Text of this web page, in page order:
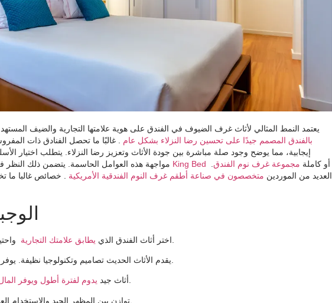
يعتمد النمط المثالي لأثاث غرف الضيوف في الفندق على هوية علامتها التجارية والضيف
بالفندق المصمم جيدًا على تحسين رضا النزلاء بشكل عام
. غالبًا ما تحصل الفنادق ذات
إيجابية، مما يوضح وجود صلة مباشرة بين جودة الأثاث وتعزيز رضا النزلاء. يتطلب اختيار
مواجهة هذه العوامل الحاسمة. يتضمن ذلك مجموعات أثاث غرفة فندق King Bed أو كاملة مجموعة غرف نوم الفندق
العديد من الموردين متخصصون في صناعة أطقم غرف النوم الفندقية الأمريكية . خصائص غالبا ما
اختر أثاث الفندق الذي يطابق علامتك التجارية
أثاث جيد يدوم لفترة أطول ويوفر . كما أنه يجعل التنظيف أسهل للموظفين.